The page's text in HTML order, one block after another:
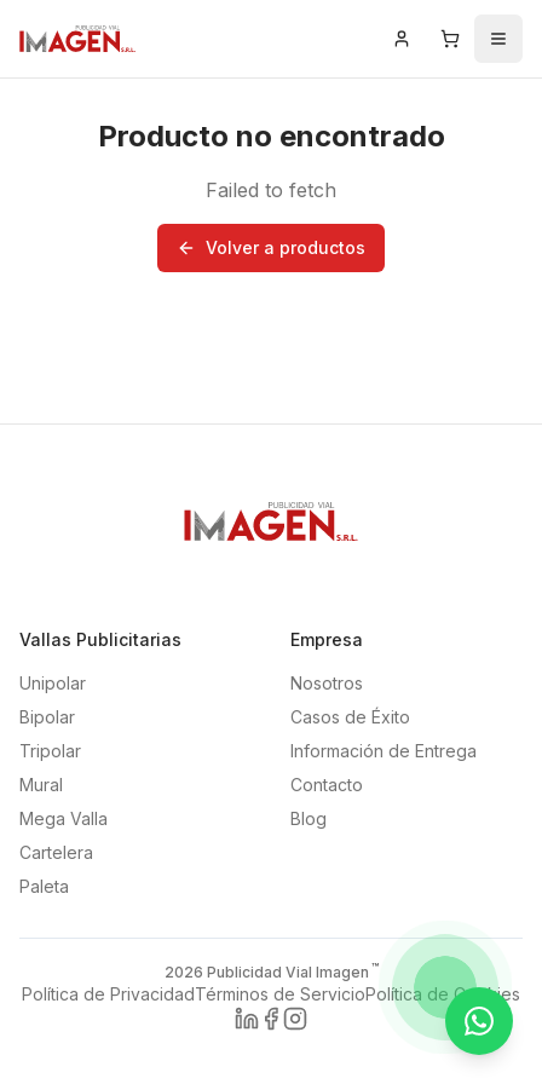
Iniciar Sesión
Carrito
Producto no encontrado
Failed to fetch
Volver a productos
Vallas Publicitarias
Unipolar
Bipolar
Tripolar
Mural
Mega Valla
Cartelera
Paleta
Empresa
Nosotros
Casos de Éxito
Información de Entrega
Contacto
Blog
2026 Publicidad Vial Imagen ™
Política de PrivacidadTérminos de ServicioPolítica de Cookies